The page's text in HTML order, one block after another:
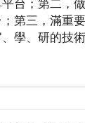
第三，滿重
學、研的技術